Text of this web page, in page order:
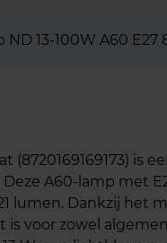
ND 13-100W A60 E27
(8720169169173) is
A60‑lamp met
lumen. Dankzij het
voor zowel